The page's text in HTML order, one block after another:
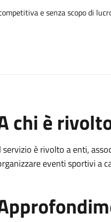
e senza scopo di
chi è
servizio è rivolto a enti,
eventi sportivi a